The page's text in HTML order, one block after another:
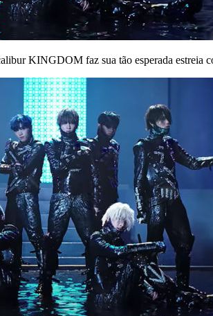
KINGDOM faz sua tão esperada estreia